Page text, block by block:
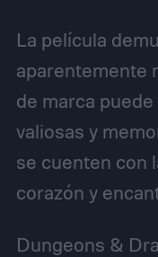
La película
aparentemente
de marca
valiosas y
se cuenten con
corazón y
Dungeons &